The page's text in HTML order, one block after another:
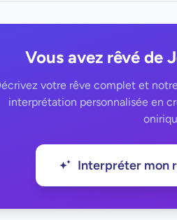
Vous avez rêvé de
votre rêve complet et
interprétation personnalisée en
Interpréter mon